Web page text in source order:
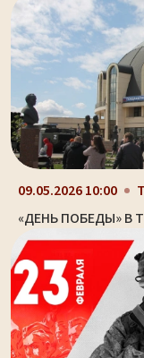
09.05.2026 10:00
«ДЕНЬ ПОБЕДЫ» В